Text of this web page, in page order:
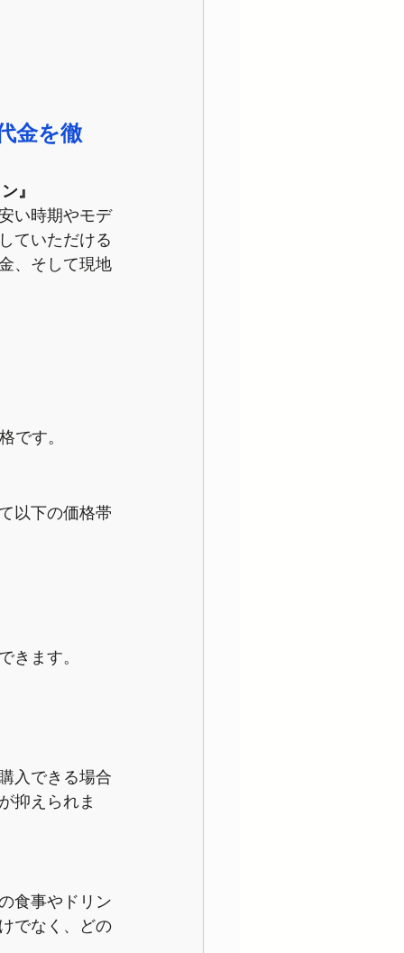
金を徹
』
い時期やモデ
ていただける
、そして現地
です。
以下の価格帯
きます。
入できる場合
抑えられま
食事やドリン
でなく、どの